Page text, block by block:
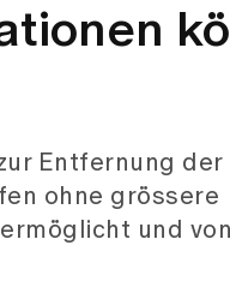
Entfernung
ohne grössere
und